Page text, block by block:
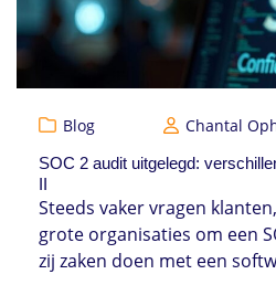
Blog Chantal
SOC 2 audit uitgelegd:
II
Steeds vaker vragen
grote organisaties om een
zij zaken doen met een